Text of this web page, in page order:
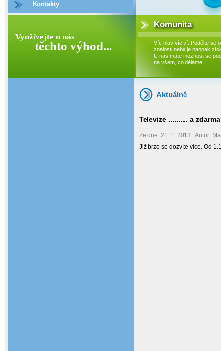
Kontakty
Využívejte u nás
těchto výhod...
Komunita
Víc hlav víc ví. Podělte se o
znalosti nebo je naopak
U nás máte možnost se
na všem, co děláme.
Aktuálně
Televize .......... a
Ze dne: 21.11.2013 | Autor:
Již brzo se dozvíte více. Od